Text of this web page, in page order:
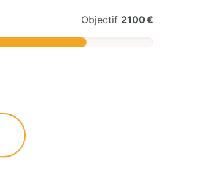
Objectif 2100 €